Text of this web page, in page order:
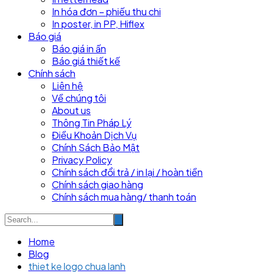
In hóa đơn – phiếu thu chi
In poster, in PP, Hiflex
Báo giá
Báo giá in ấn
Báo giá thiết kế
Chính sách
Liên hệ
Về chúng tôi
About us
Thông Tin Pháp Lý
Điều Khoản Dịch Vụ
Chính Sách Bảo Mật
Privacy Policy
Chính sách đổi trả / in lại / hoàn tiền
Chính sách giao hàng
Chính sách mua hàng/ thanh toán
Home
Blog
thiet ke logo chua lanh